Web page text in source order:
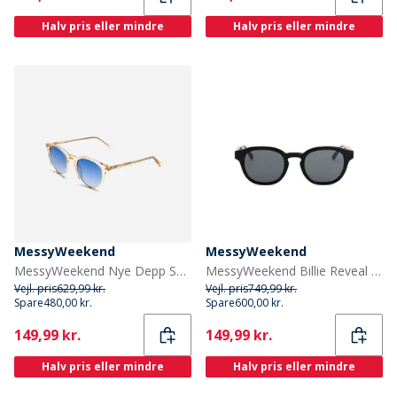
Halv pris eller mindre Halv pris eller mindre
MessyWeekend
MessyWeekend Nye Depp Solbriller Champagne
Vejl. pris629,99 kr.
Spare480,00 kr.
Current
149,99 kr.
Halv pris eller mindre
MessyWeekend
MessyWeekend Billie Reveal Solbriller Sort/Transparent
Vejl. pris749,99 kr.
Spare600,00 kr.
Current
149,99 kr.
Halv pris eller mindre